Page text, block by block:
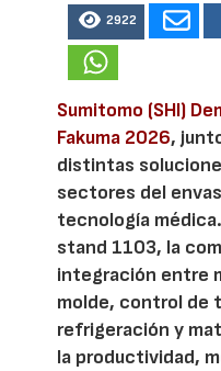
2922
Sumitomo (SHI)
Fakuma 2026,
distintas
sectores del
tecnología
stand 1103, la
integración entre
molde, control de
refrigeración y
la productividad,